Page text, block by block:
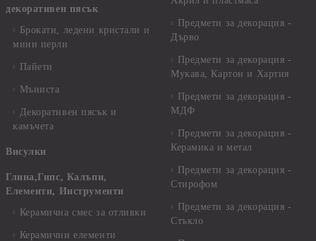
декоративен пясък
Брокати, ледени кристали и
мини перли
Пайети
Мъниста
Декоративен пясък и
камъчета
Висулки
Глина,Гипс, Калъпи,
Елементи, Инструменти
Керамична смес за отливки
Керамични елементи
Предмети за декорация -
Дърво
Предмети за декорация -
Мукава, Картон и Хартия
Предмети за декорация -
МДФ
Предмети за декорация -
Керамика и метал
Предмети за декорация -
Стирофом
Предмети за декорация -
Стъкло